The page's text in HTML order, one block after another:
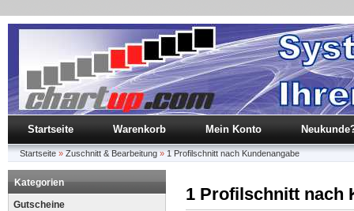
Startseite Warenkorb Mein Konto
Startseite » Zuschnitt & Bearbeitung » 1 Profilschnitt nach Kundenangabe
Kategorien
Gutscheine
1 Profilschnitt nach